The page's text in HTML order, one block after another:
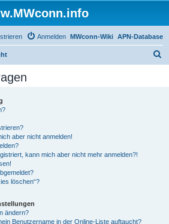
APN-Database
MWconn-Wiki
Anmelden
aber nicht anmelden!
kann mich aber nicht mehr anmelden?!
löschen“?
ändern?
Benutzername in der Online-Liste auftaucht?